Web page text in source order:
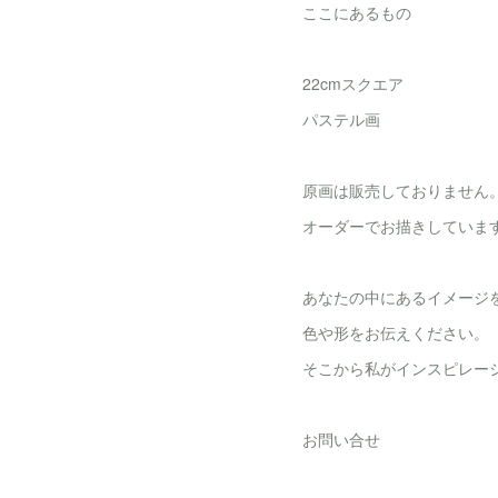
ここにあるもの
22cmスクエア
パステル画
原画は販売しておりません。
オーダーでお描きしていま
あなたの中にあるイメージ
色や形をお伝えください。
そこから私がインスピレー
お問い合せ